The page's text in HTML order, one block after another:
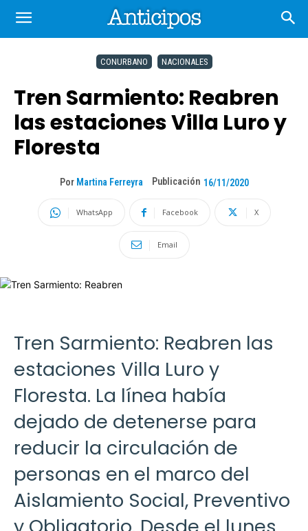
CONURBANO NACIONALES
Tren Sarmiento: Reabren
las estaciones Villa Luro y
Floresta
Por Martina Ferreyra Publicación 16/11/2020
WhatsApp Facebook X
Email
Tren Sarmiento: Reabren las
estaciones Villa Luro y
Floresta. La línea había
dejado de detenerse para
reducir la circulación de
personas en el marco del
Aislamiento Social, Preventivo